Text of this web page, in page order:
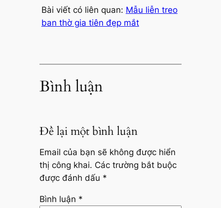
Bài viết có liên quan: Mẫu liễn treo
ban thờ gia tiên đẹp mắt
Bình luận
Để lại một bình luận
Email của bạn sẽ không được hiển
thị công khai. Các trường bắt buộc
được đánh dấu *
Bình luận *